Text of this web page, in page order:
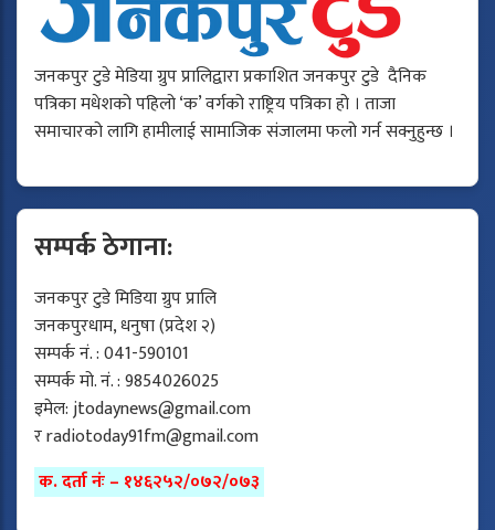
जनकपुर टुडे मेडिया ग्रुप प्रालिद्वारा प्रकाशित जनकपुर टुडे दैनिक
पत्रिका मधेशको पहिलो ‘क’ वर्गको राष्ट्रिय पत्रिका हो । ताजा
समाचारको लागि हामीलाई सामाजिक संजालमा फलो गर्न सक्नुहुन्छ ।
सम्पर्क ठेगाना:
जनकपुर टुडे मिडिया ग्रुप प्रालि
जनकपुरधाम, धनुषा (प्रदेश २)
सम्पर्क नं. : 041-590101
सम्पर्क मो. नं. : 9854026025
इमेल:jtodaynews@gmail.com
रradiotoday91fm@gmail.com
क. दर्ता नंः – १४६२५२/०७२/०७३